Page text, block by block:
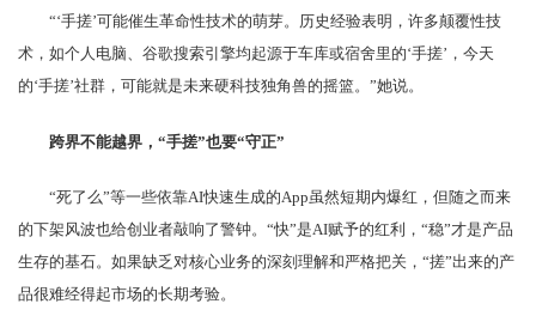
“‘手搓’可能催生革命性技术的萌芽。历史经验表明，许多颠覆性技
术，如个人电脑、谷歌搜索引擎均起源于车库或宿舍里的‘手搓’，今天
的‘手搓’社群，可能就是未来硬科技独角兽的摇篮。”她说。
跨界不能越界，“手搓”也要“守正”
“死了么”等一些依靠AI快速生成的App虽然短期内爆红，但随之而来
的下架风波也给创业者敲响了警钟。“快”是AI赋予的红利，“稳”才是产品
生存的基石。如果缺乏对核心业务的深刻理解和严格把关，“搓”出来的产
品很难经得起市场的长期考验。